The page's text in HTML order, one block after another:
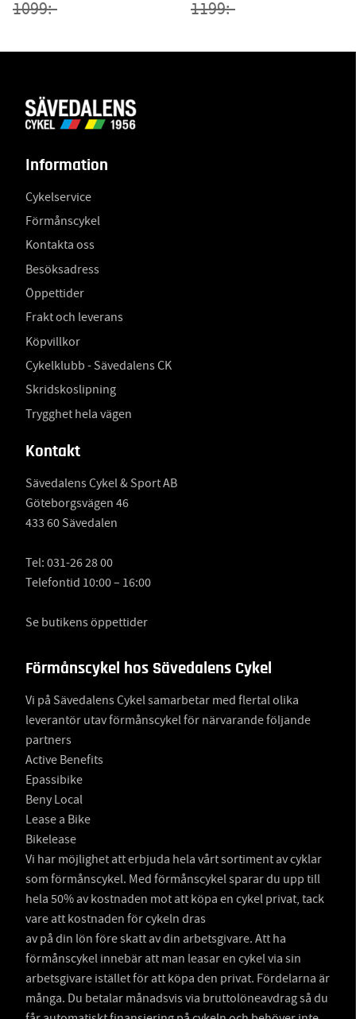
1099:- 1199:-
Information
Cykelservice
Förmånscykel
Kontakta oss
Besöksadress
Öppettider
Frakt och leverans
Köpvillkor
Cykelklubb - Sävedalens CK
Skridskoslipning
Trygghet hela vägen
Kontakt
Sävedalens Cykel & Sport AB
Göteborgsvägen 46
433 60 Sävedalen
Tel: 031-26 28 00
Telefontid 10:00 – 16:00
Se butikens öppettider
Förmånscykel hos Sävedalens Cykel
Vi på Sävedalens Cykel samarbetar med flertal olika
leverantör utav förmånscykel för närvarande följande
partners
Active Benefits
Epassibike
Beny Local
Lease a Bike
Bikelease
Vi har möjlighet att erbjuda hela vårt sortiment av cyklar
som förmånscykel. Med förmånscykel sparar du upp till
hela 50% av kostnaden mot att köpa en cykel privat, tack
vare att kostnaden för cykeln dras
av på din lön före skatt av din arbetsgivare. Att ha
förmånscykel innebär att man leasar en cykel via sin
arbetsgivare istället för att köpa den privat. Fördelarna är
många. Du betalar månadsvis via bruttolöneavdrag så du